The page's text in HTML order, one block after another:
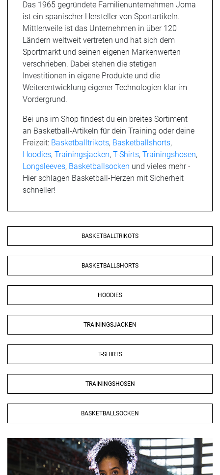
Das 1965 gegründete Familienunternehmen Joma
ist ein spanischer Hersteller von Sportartikeln.
Mittlerweile ist das Unternehmen in über 120
Ländern weltweit vertreten und hat sich dem
Sportmarkt und seinen eigenen Markenwerten
verschrieben. Dabei stehen die stetigen
Investitionen in eigene Produkte und die
Weiterentwicklung eigener Technologien klar im
Vordergrund.
Bei uns im Shop findest du ein breites Sortiment
an Basketball-Artikeln für dein Training oder deine
Freizeit: Basketballtrikots, Basketballshorts,
Hoodies, Trainingsjacken, T-Shirts, Trainingshosen,
Longsleeves, Basketballsocken und vieles mehr -
Hier schlagen Basketball-Herzen mit Sicherheit
schneller!
BASKETBALLTRIKOTS
BASKETBALLSHORTS
HOODIES
TRAININGSJACKEN
T-SHIRTS
TRAININGSHOSEN
BASKETBALLSOCKEN